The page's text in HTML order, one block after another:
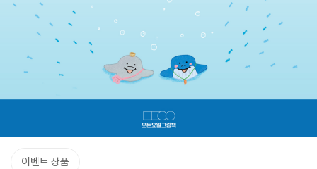
이벤트 상품